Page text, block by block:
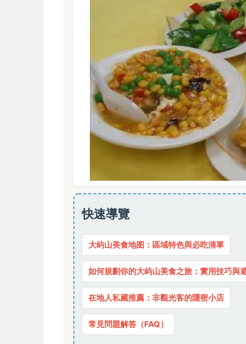
快速導覽
大屿山美食地图：區域特色與必吃清單
如何規劃你的大屿山美食之旅：實用技巧與
在地人私藏推薦：非觀光客的隱密小店
常見問題解答（FAQ）